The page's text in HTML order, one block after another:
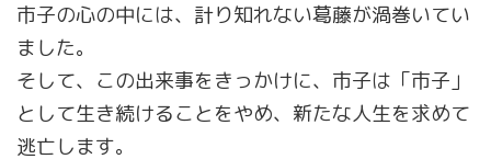
市子の心の中には、計り知れない葛藤が渦巻いてい
ました。
そして、この出来事をきっかけに、市子は「市子」
として生き続けることをやめ、新たな人生を求めて
逃亡します。